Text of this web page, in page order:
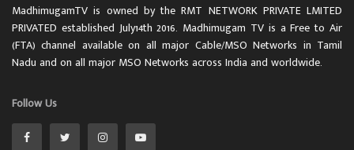
MadhimugamTV is owned by the RMT NETWORK PRIVATE LMITED
PRIVATED established July14th 2016. Madhimugam TV is a Free to Air
(FTA) channel available on all major Cable/MSO Networks in Tamil
Nadu and on all major MSO Networks across India and worldwide.
Follow Us